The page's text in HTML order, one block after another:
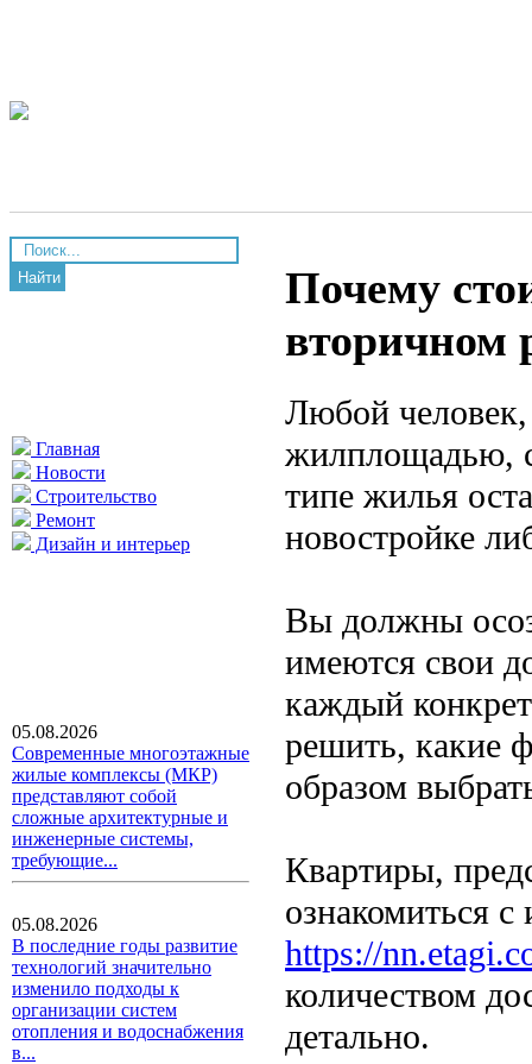
Найти
Главная
Новости
Строительство
Ремонт
Дизайн и интерьер
05.08.2026
Современные многоэтажные
жилые комплексы (МКР)
представляют собой
сложные архитектурные и
инженерные системы,
требующие...
05.08.2026
В последние годы развитие
технологий значительно
изменило подходы к
организации систем
отопления и водоснабжения
в...
Почему
вторичном
Любой человек,
жилплощадью,
типе жилья
новостройке
Вы должны
имеются свои
каждый
решить, какие
образом
Квартиры,
ознакомиться
https://
количеством
детально.